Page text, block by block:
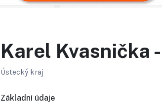
Karel Kvasnička
Ústecký kraj
Základní údaje